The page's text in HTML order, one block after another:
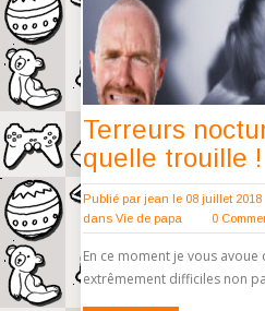
Terreurs
quelle trouille !
Publié par jean le 08 juillet 2018
dans Vie de papa 0
En ce moment je vous
extrêmement difficiles non